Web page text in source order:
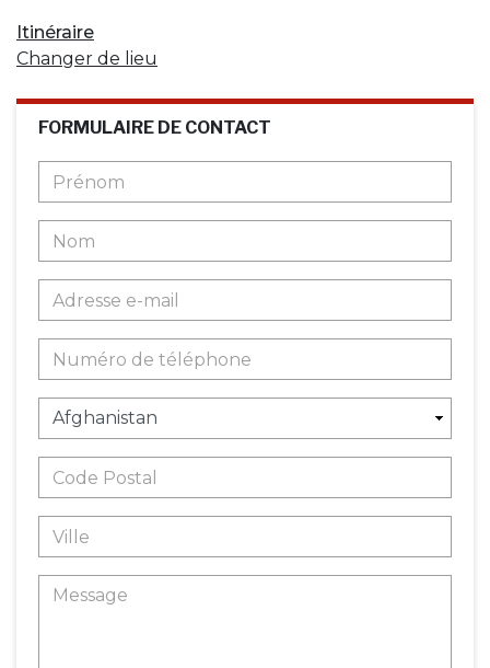
Itinéraire
Changer de lieu
FORMULAIRE DE CONTACT